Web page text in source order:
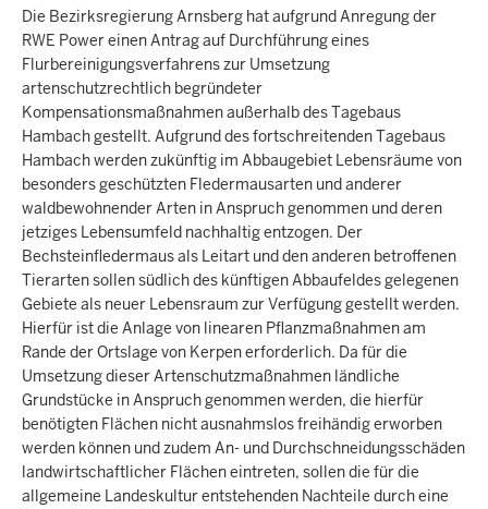
Die Bezirksregierung Arnsberg hat aufgrund Anregung der
RWE Power einen Antrag auf Durchführung eines
Flurbereinigungsverfahrens zur Umsetzung
artenschutzrechtlich begründeter
Kompensationsmaßnahmen außerhalb des Tagebaus
Hambach gestellt. Aufgrund des fortschreitenden Tagebaus
Hambach werden zukünftig im Abbaugebiet Lebensräume von
besonders geschützten Fledermausarten und anderer
waldbewohnender Arten in Anspruch genommen und deren
jetziges Lebensumfeld nachhaltig entzogen. Der
Bechsteinfledermaus als Leitart und den anderen betroffenen
Tierarten sollen südlich des künftigen Abbaufeldes gelegenen
Gebiete als neuer Lebensraum zur Verfügung gestellt werden.
Hierfür ist die Anlage von linearen Pflanzmaßnahmen am
Rande der Ortslage von Kerpen erforderlich. Da für die
Umsetzung dieser Artenschutzmaßnahmen ländliche
Grundstücke in Anspruch genommen werden, die hierfür
benötigten Flächen nicht ausnahmslos freihändig erworben
werden können und zudem An- und Durchschneidungsschäden
landwirtschaftlicher Flächen eintreten, sollen die für die
allgemeine Landeskultur entstehenden Nachteile durch eine